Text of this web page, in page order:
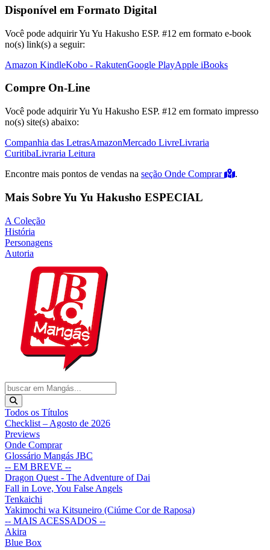
Disponível em Formato Digital
Você pode adquirir Yu Yu Hakusho ESP. #12 em formato e-book
no(s) link(s) a seguir:
Amazon KindleKobo - RakutenGoogle PlayApple iBooks
Compre On-Line
Você pode adquirir Yu Yu Hakusho ESP. #12 em formato impresso
no(s) site(s) abaixo:
Companhia das LetrasAmazonMercado LivreLivraria
CuritibaLivraria Leitura
Encontre mais pontos de vendas na seção Onde Comprar .
Mais Sobre Yu Yu Hakusho ESPECIAL
A Coleção
História
Personagens
Autoria
Todos os Títulos
Checklist – Agosto de 2026
Previews
Onde Comprar
Glossário Mangás JBC
-- EM BREVE --
Dragon Quest - The Adventure of Dai
Fall in Love, You False Angels
Tenkaichi
Yakimochi wa Kitsuneiro (Ciúme Cor de Raposa)
-- MAIS ACESSADOS --
Akira
Blue Box